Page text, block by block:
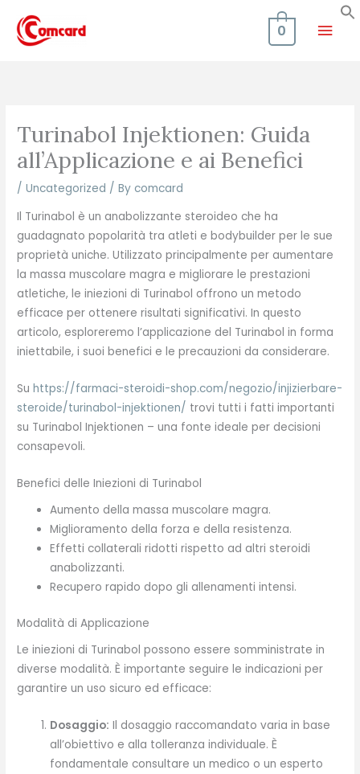
content
Main
0
Turinabol Injektionen: Guida
all’Applicazione e ai Benefici
/Uncategorized / By comcard
Il Turinabol è un anabolizzante steroideo che ha
guadagnato popolarità tra atleti e bodybuilder per le sue
proprietà uniche. Utilizzato principalmente per aumentare
la massa muscolare magra e migliorare le prestazioni
atletiche, le iniezioni di Turinabol offrono un metodo
efficace per ottenere risultati significativi. In questo
articolo, esploreremo l’applicazione del Turinabol in forma
iniettabile, i suoi benefici e le precauzioni da considerare.
Suhttps://farmaci-steroidi-shop.com/negozio/injizierbare-
steroide/turinabol-injektionen/ trovi tutti i fatti importanti
su Turinabol Injektionen – una fonte ideale per decisioni
consapevoli.
Benefici delle Iniezioni di Turinabol
Aumento della massa muscolare magra.
Miglioramento della forza e della resistenza.
Effetti collaterali ridotti rispetto ad altri steroidi
anabolizzanti.
Recupero rapido dopo gli allenamenti intensi.
Modalità di Applicazione
Le iniezioni di Turinabol possono essere somministrate in
diverse modalità. È importante seguire le indicazioni per
garantire un uso sicuro ed efficace:
Dosaggio: Il dosaggio raccomandato varia in base
all’obiettivo e alla tolleranza individuale. È
fondamentale consultare un medico o un esperto